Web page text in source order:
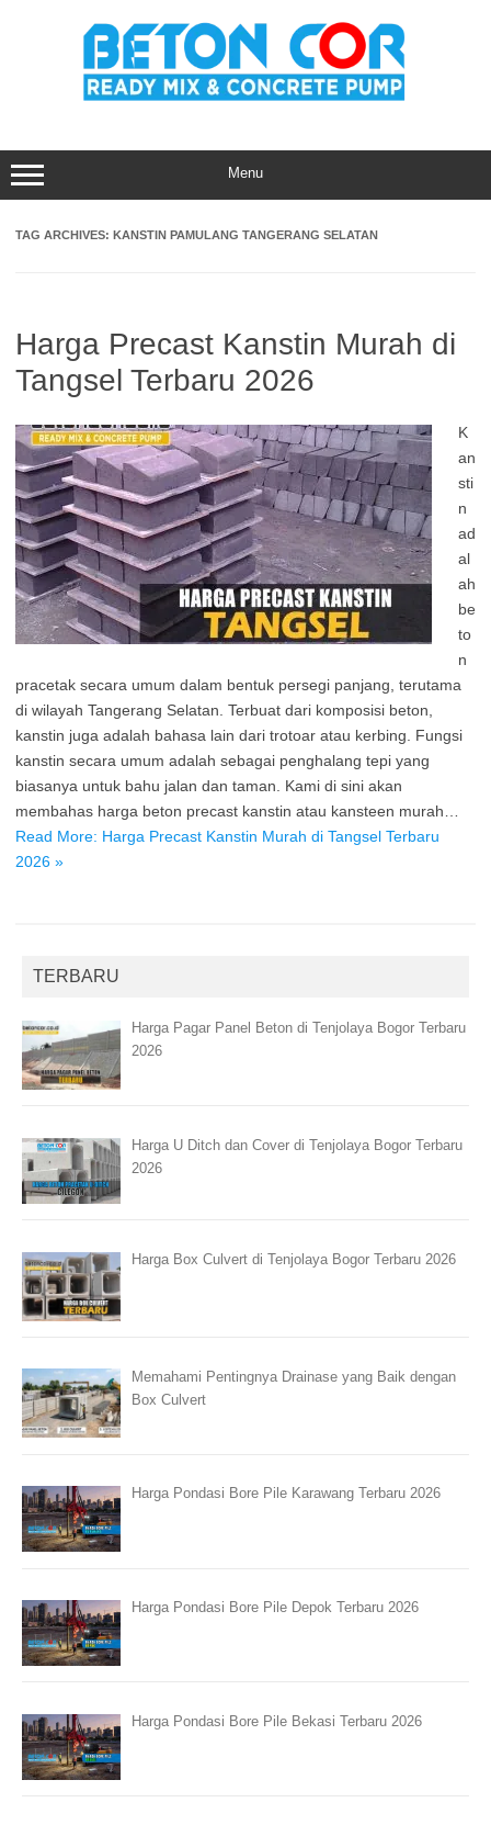
Menu
TAG ARCHIVES: KANSTIN PAMULANG TANGERANG SELATAN
Harga Precast Kanstin Murah di
Tangsel Terbaru 2026
K
an
sti
n
ad
al
ah
be
to
n
pracetak secara umum dalam bentuk persegi panjang, terutama
di wilayah Tangerang Selatan. Terbuat dari komposisi beton,
kanstin juga adalah bahasa lain dari trotoar atau kerbing. Fungsi
kanstin secara umum adalah sebagai penghalang tepi yang
biasanya untuk bahu jalan dan taman. Kami di sini akan
membahas harga beton precast kanstin atau kansteen murah…
Read More: Harga Precast Kanstin Murah di Tangsel Terbaru
2026 »
TERBARU
Harga Pagar Panel Beton di Tenjolaya Bogor Terbaru
2026
Harga U Ditch dan Cover di Tenjolaya Bogor Terbaru
2026
Harga Box Culvert di Tenjolaya Bogor Terbaru 2026
Memahami Pentingnya Drainase yang Baik dengan
Box Culvert
Harga Pondasi Bore Pile Karawang Terbaru 2026
Harga Pondasi Bore Pile Depok Terbaru 2026
Harga Pondasi Bore Pile Bekasi Terbaru 2026